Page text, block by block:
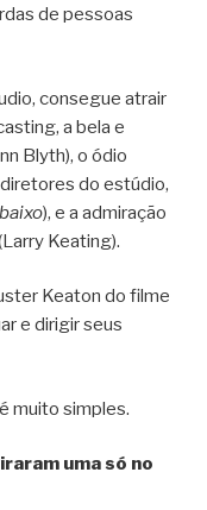
de pessoas
consegue atrair
a bela e
Blyth), o ódio
do estúdio,
), e a admiração
Keating).
Keaton do filme
e dirigir seus
muito simples.
uma só no